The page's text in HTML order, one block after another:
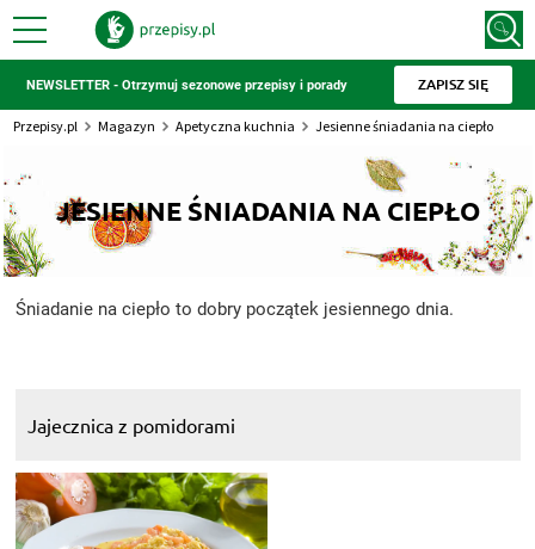
NEWSLETTER - Otrzymuj sezonowe przepisy i porady ZAPISZ SIĘ
Przepisy.pl Magazyn Apetyczna kuchnia Jesienne śniadania na ciepło
JESIENNE ŚNIADANIA NA CIEPŁO
Śniadanie na ciepło to dobry początek jesiennego dnia.
Jajecznica z pomidorami